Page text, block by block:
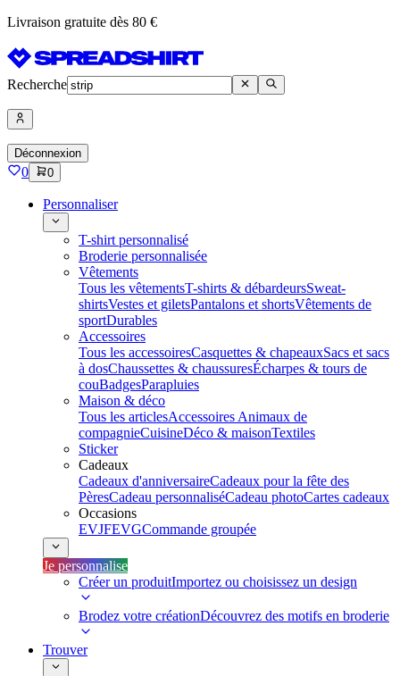
Livraison gratuite dès 80 €
Recherche
Déconnexion
0 0
Personnaliser
T-shirt personnalisé
Broderie personnalisée
Vêtements
Tous les vêtementsT-shirts & débardeursSweat-
shirtsVestes et giletsPantalons et shortsVêtements de
sportDurables
Accessoires
Tous les accessoiresCasquettes & chapeauxSacs et sacs
à dosChaussettes & chaussuresÉcharpes & tours de
couBadgesParapluies
Maison & déco
Tous les articlesAccessoires Animaux de
compagnieCuisineDéco & maisonTextiles
Sticker
Cadeaux
Cadeaux d'anniversaireCadeaux pour la fête des
PèresCadeau personnaliséCadeau photoCartes cadeaux
Occasions
EVJFEVGCommande groupée
Je personnalise
Créer un produitImportez ou choisissez un design
Brodez votre créationDécouvrez des motifs en broderie
Trouver